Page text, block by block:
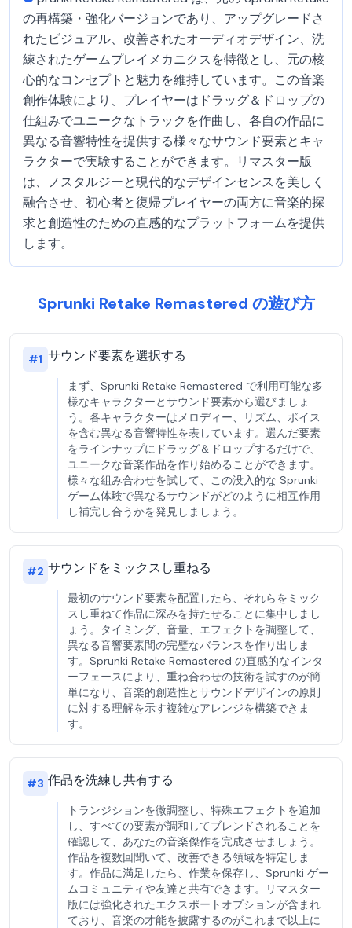
の再構築・強化バージョンであり、アップグレードさ
れたビジュアル、改善されたオーディオデザイン、洗
練されたゲームプレイメカニクスを特徴とし、元の核
心的なコンセプトと魅力を維持しています。この音楽
創作体験により、プレイヤーはドラッグ＆ドロップの
仕組みでユニークなトラックを作曲し、各自の作品に
異なる音響特性を提供する様々なサウンド要素とキャ
ラクターで実験することができます。リマスター版
は、ノスタルジーと現代的なデザインセンスを美しく
融合させ、初心者と復帰プレイヤーの両方に音楽的探
求と創造性のための直感的なプラットフォームを提供
します。
Sprunki Retake Remastered の遊び方
#1 サウンド要素を選択する
まず、Sprunki Retake Remastered で利用可能な多
様なキャラクターとサウンド要素から選びましょ
う。各キャラクターはメロディー、リズム、ボイス
を含む異なる音響特性を表しています。選んだ要素
をラインナップにドラッグ＆ドロップするだけで、
ユニークな音楽作品を作り始めることができます。
様々な組み合わせを試して、この没入的な Sprunki
ゲーム体験で異なるサウンドがどのように相互作用
し補完し合うかを発見しましょう。
#2 サウンドをミックスし重ねる
最初のサウンド要素を配置したら、それらをミック
スし重ねて作品に深みを持たせることに集中しまし
ょう。タイミング、音量、エフェクトを調整して、
異なる音響要素間の完璧なバランスを作り出しま
す。Sprunki Retake Remastered の直感的なインタ
ーフェースにより、重ね合わせの技術を試すのが簡
単になり、音楽的創造性とサウンドデザインの原則
に対する理解を示す複雑なアレンジを構築できま
す。
#3 作品を洗練し共有する
トランジションを微調整し、特殊エフェクトを追加
し、すべての要素が調和してブレンドされることを
確認して、あなたの音楽傑作を完成させましょう。
作品を複数回聞いて、改善できる領域を特定しま
す。作品に満足したら、作業を保存し、Sprunki ゲー
ムコミュニティや友達と共有できます。リマスター
版には強化されたエクスポートオプションが含まれ
ており、音楽の才能を披露するのがこれまで以上に